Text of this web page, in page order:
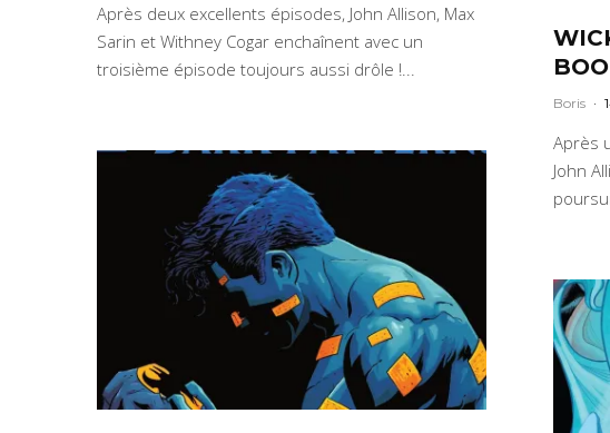
Après deux excellents épisodes, John Allison, Max
Sarin et Withney Cogar enchaînent avec un
troisième épisode toujours aussi drôle !...
Boris ·
Après
John